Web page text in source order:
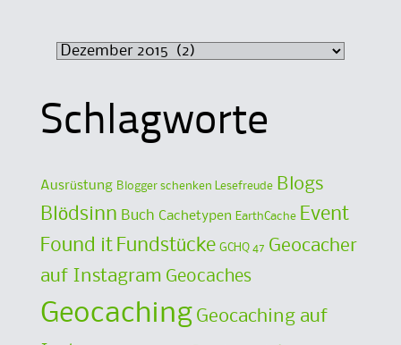
Schlagworte
Ausrüstung Blogger schenken Lesefreude Blogs
Blödsinn Buch Cachetypen EarthCache
Event
Found it Fundstücke GCHQ 47 Geocacher
auf Instagram Geocaches
Geocaching Geocaching auf